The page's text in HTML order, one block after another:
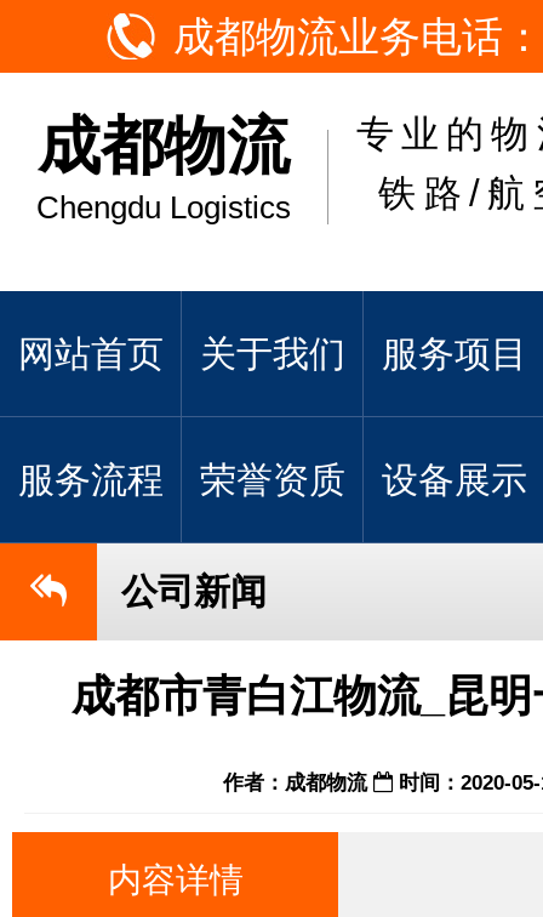
成都物流业务电话
成都物流
Chengdu Logistics
专业的
铁路/航
网站首页 关于我们 服务项目
服务流程 荣誉资质 设备展示
公司新闻
成都市青白江物流_昆
作者：成都物流 时间：2020-
内容详情